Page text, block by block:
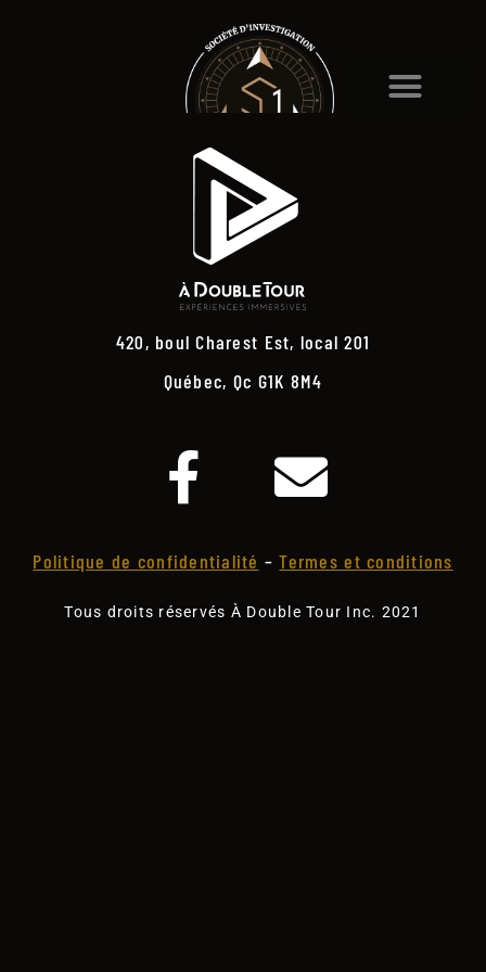
420, boul Charest Est, local 201
Québec, Qc G1K 8M4
Politique de confidentialité –Termes et conditions
Tous droits réservés À Double Tour Inc. 2021